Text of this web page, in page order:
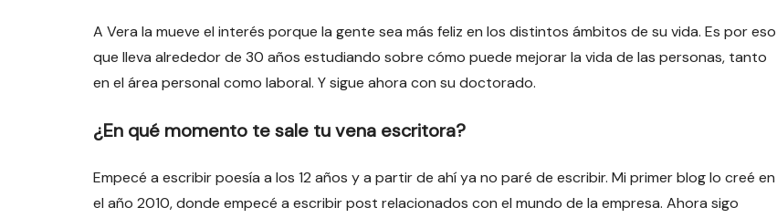
A Vera la mueve el interés porque la gente sea más feliz en los distintos ámbitos de su vida. Es por eso
que lleva alrededor de 30 años estudiando sobre cómo puede mejorar la vida de las personas, tanto
en el área personal como laboral. Y sigue ahora con su doctorado.
¿En qué momento te sale tu vena escritora?
Empecé a escribir poesía a los 12 años y a partir de ahí ya no paré de escribir. Mi primer blog lo creé en
el año 2010, donde empecé a escribir post relacionados con el mundo de la empresa. Ahora sigo